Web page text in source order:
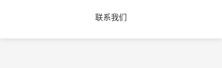
联系我们